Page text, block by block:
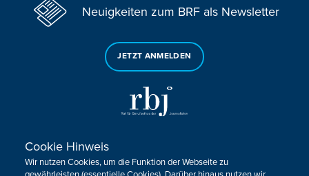
Neuigkeiten zum BRF als Newsletter
JETZT ANMELDEN
Sie haben noch Fragen oder Anmerkungen?
KONTAKTIEREN SIE UNS!
Cookie Hinweis
Wir nutzen Cookies, um die Funktion der Webseite zu